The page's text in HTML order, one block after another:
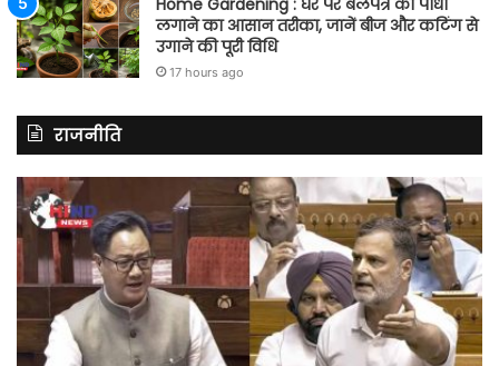
लगाने का आसान तरीका, जानें बीज और कटिंग से
उगाने की पूरी विधि
17 hours ago
राजनीति